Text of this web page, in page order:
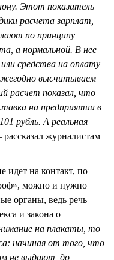
Этот показатель
расчета зарплат,
по принципу
а нормальной. В нее
средства на оплату
высчитываем
расчет показал, что
на предприятии в
рубль. А реальная
рассказал журналистам
идет на контакт, по
можно и нужно
органы, ведь речь
и закона о
на плакаты, то
начиная от того, что
не выдают, до